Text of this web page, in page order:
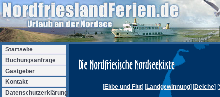
[Ebbe und Flut] [Landgewinnung] [Deiche] [
Startseite
Buchungsanfrage
Gastgeber
Kontakt
Datenschutzerklärung